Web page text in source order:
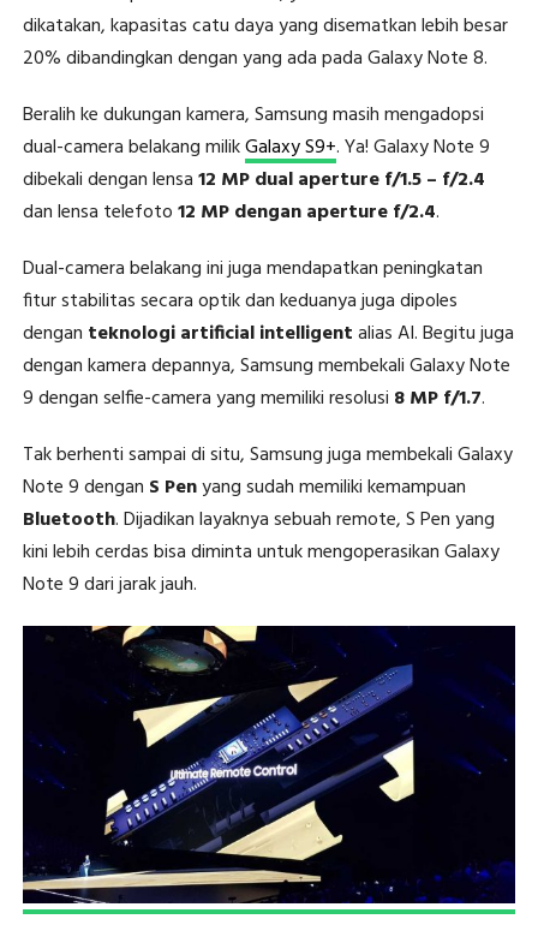
dikatakan, kapasitas catu daya yang disematkan lebih besar
20% dibandingkan dengan yang ada pada Galaxy Note 8.
Beralih ke dukungan kamera, Samsung masih mengadopsi
dual-camera belakang milikGalaxy S9+. Ya! Galaxy Note 9
dibekali dengan lensa12 MP dual aperture f/1.5 – f/2.4
dan lensa telefoto12 MP dengan aperture f/2.4.
Dual-camera belakang ini juga mendapatkan peningkatan
fitur stabilitas secara optik dan keduanya juga dipoles
dengan teknologi artificial intelligentalias AI. Begitu juga
dengan kamera depannya, Samsung membekali Galaxy Note
9 dengan selfie-camera yang memiliki resolusi 8 MP f/1.7.
Tak berhenti sampai di situ, Samsung juga membekali Galaxy
Note 9 dengan S Penyang sudah memiliki kemampuan
Bluetooth. Dijadikan layaknya sebuah remote, S Pen yang
kini lebih cerdas bisa diminta untuk mengoperasikan Galaxy
Note 9 dari jarak jauh.